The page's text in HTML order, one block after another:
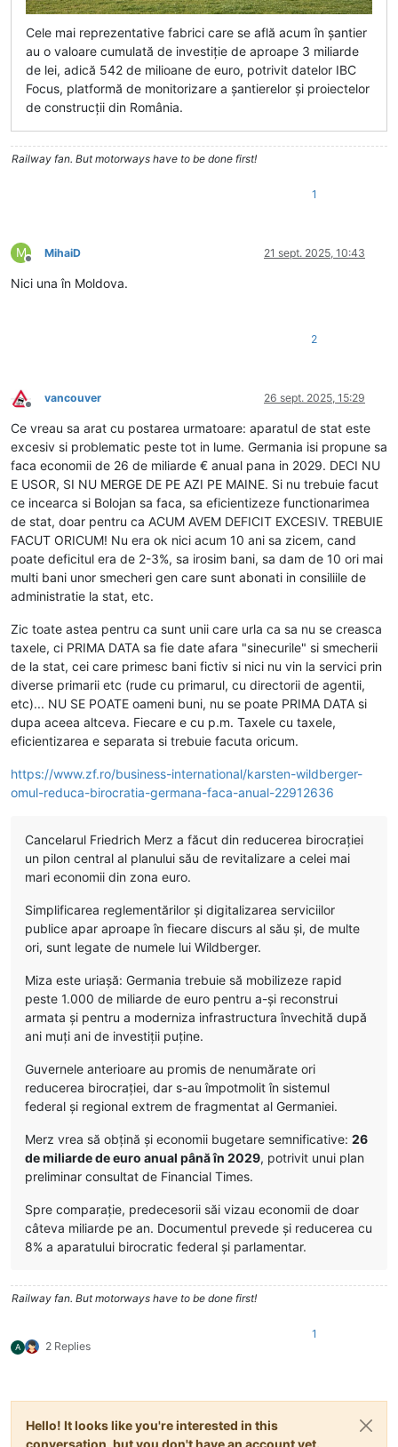
Cele mai reprezentative fabrici care se află acum în șantier
au o valoare cumulată de investiție de aproape 3 miliarde
de lei, adică 542 de milioane de euro, potrivit datelor IBC
Focus, platformă de monitorizare a șantierelor și proiectelor
de construcții din România.
Railway fan. But motorways have to be done first!
1
M
Deconectat
MihaiD 21 sept. 2025, 10:43
Nici una în Moldova.
2
Deconectat
vancouver 26 sept. 2025, 15:29
Ce vreau sa arat cu postarea urmatoare: aparatul de stat este
excesiv si problematic peste tot in lume. Germania isi propune sa
faca economii de 26 de miliarde € anual pana in 2029. DECI NU
E USOR, SI NU MERGE DE PE AZI PE MAINE. Si nu trebuie facut
ce incearca si Bolojan sa faca, sa eficientizeze functionarimea
de stat, doar pentru ca ACUM AVEM DEFICIT EXCESIV. TREBUIE
FACUT ORICUM! Nu era ok nici acum 10 ani sa zicem, cand
poate deficitul era de 2-3%, sa irosim bani, sa dam de 10 ori mai
multi bani unor smecheri gen care sunt abonati in consiliile de
administratie la stat, etc.
Zic toate astea pentru ca sunt unii care urla ca sa nu se creasca
taxele, ci PRIMA DATA sa fie date afara "sinecurile" si smecherii
de la stat, cei care primesc bani fictiv si nici nu vin la servici prin
diverse primarii etc (rude cu primarul, cu directorii de agentii,
etc)... NU SE POATE oameni buni, nu se poate PRIMA DATA si
dupa aceea altceva. Fiecare e cu p.m. Taxele cu taxele,
eficientizarea e separata si trebuie facuta oricum.
https://www.zf.ro/business-international/karsten-wildberger-
omul-reduca-birocratia-germana-faca-anual-22912636
Cancelarul Friedrich Merz a făcut din reducerea birocraţiei
un pilon central al planului său de revitalizare a celei mai
mari economii din zona euro.
Simplificarea reglementărilor şi digitalizarea serviciilor
publice apar aproape în fiecare discurs al său şi, de multe
ori, sunt legate de numele lui Wildberger.
Miza este uriaşă: Germania trebuie să mobilizeze rapid
peste 1.000 de miliarde de euro pentru a-şi reconstrui
armata şi pentru a moderniza infrastructura învechită după
ani muţi ani de investiţii puţine.
Guvernele anterioare au promis de nenumărate ori
reducerea birocraţiei, dar s-au împotmolit în sistemul
federal şi regional extrem de fragmentat al Germaniei.
Merz vrea să obţină şi economii bugetare semnificative: 26
de miliarde de euro anual până în 2029, potrivit unui plan
preliminar consultat de Financial Times.
Spre comparaţie, predecesorii săi vizau economii de doar
câteva miliarde pe an. Documentul prevede şi reducerea cu
8% a aparatului birocratic federal şi parlamentar.
Railway fan. But motorways have to be done first!
A 2 Replies
1
Hello! It looks like you're interested in this